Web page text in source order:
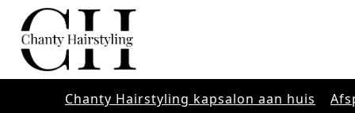
naar
inhoud
Chanty Hairstyling kapsalon aan huis